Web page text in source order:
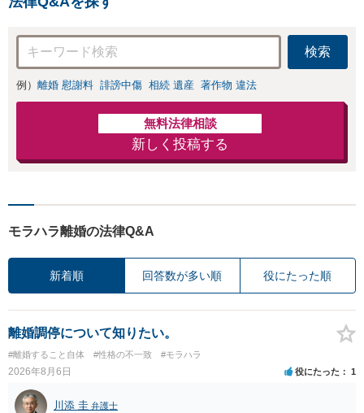
検索
例） 離婚 慰謝料 誹謗中傷 相続 遺産 著作物 違法
無料法律相談
新しく投稿する
モラハラ離婚の法律Q&A
新着順 回答数が多い順 役にたった順
離婚調停について知りたい。
#離婚すること自体 #性格の不一致 #モラハラ
2026年8月6日 役にたった 1
川添 圭 弁護士